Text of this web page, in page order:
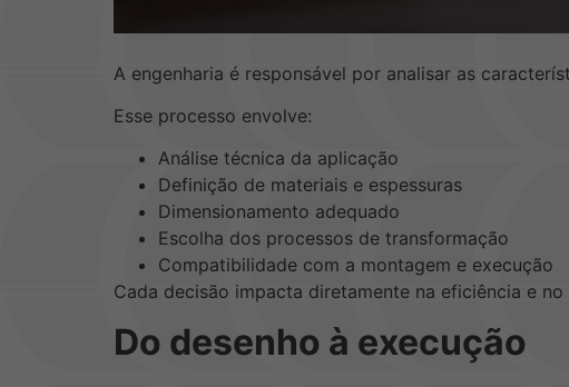
A engenharia é responsável por analisar as
Esse processo envolve:
Análise técnica da aplicação
Definição de materiais e espessuras
Dimensionamento adequado
Escolha dos processos de transformação
Compatibilidade com a montagem e execução
Cada decisão impacta diretamente na eficiência e
Do desenho à execução